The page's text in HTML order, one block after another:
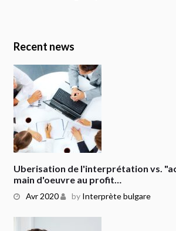
Recent news
Avr 2020 by Interprète bulgare
Uberisation de l'interprétation vs.
main d'oeuvre au profit…